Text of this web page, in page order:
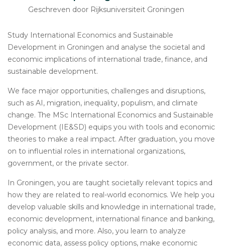
Geschreven door Rijksuniversiteit Groningen
Study International Economics and Sustainable
Development in Groningen and analyse the societal and
economic implications of international trade, finance, and
sustainable development.
We face major opportunities, challenges and disruptions,
such as AI, migration, inequality, populism, and climate
change. The MSc International Economics and Sustainable
Development (IE&SD) equips you with tools and economic
theories to make a real impact. After graduation, you move
on to influential roles in international organizations,
government, or the private sector.
In Groningen, you are taught societally relevant topics and
how they are related to real-world economics. We help you
develop valuable skills and knowledge in international trade,
economic development, international finance and banking,
policy analysis, and more. Also, you learn to analyze
economic data, assess policy options, make economic